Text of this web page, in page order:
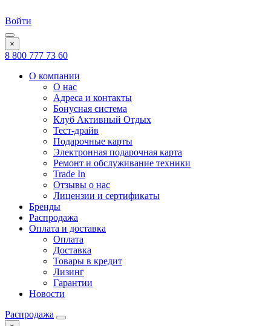
Войти
×
8 800 777 73 60
О компании
О нас
Адреса и контакты
Бонусная система
Клуб Активный Отдых
Тест-драйв
Подарочные карты
Электронная подарочная карта
Ремонт и обслуживание техники
Trade In
Отзывы о нас
Лицензии и сертификаты
Бренды
Распродажа
Оплата и доставка
Оплата
Доставка
Товары в кредит
Лизинг
Гарантии
Новости
Распродажа